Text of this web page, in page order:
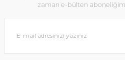
zaman e-bülten